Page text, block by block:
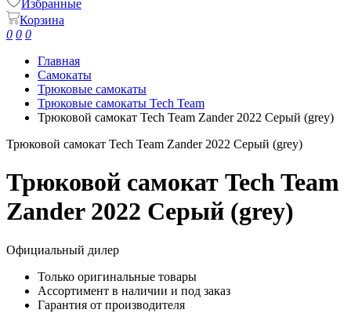
Избранные
Корзина
0 0 0
Главная
Самокаты
Трюковые самокаты
Трюковые самокаты Tech Team
Трюковой самокат Tech Team Zander 2022 Серый (grey)
Трюковой самокат Tech Team Zander 2022 Серый (grey)
Трюковой самокат Tech Team
Zander 2022 Серый (grey)
Официальный дилер
Только оригинальные товары
Ассортимент в наличии и под заказ
Гарантия от производителя